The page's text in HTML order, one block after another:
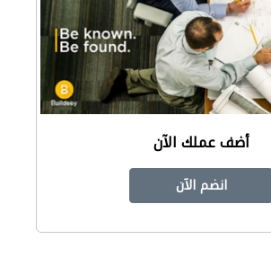
أضف عملك الآن
انضم الآن